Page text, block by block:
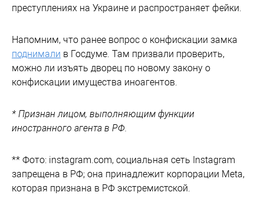
преступлениях на Украине и распространяет фейки.
Напомним, что ранее вопрос о конфискации замка
поднимали в Госдуме. Там призвали проверить,
можно ли изъять дворец по новому закону о
конфискации имущества иноагентов.
* Признан лицом, выполняющим функции
иностранного агента в РФ.
** Фото: instagram.com, социальная сеть Instagram
запрещена в РФ; она принадлежит корпорации Meta,
которая признана в РФ экстремистской.